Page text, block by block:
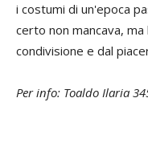
i costumi di un'epoca
certo non mancava,
condivisione e dal
Per info: Toaldo Ilaria